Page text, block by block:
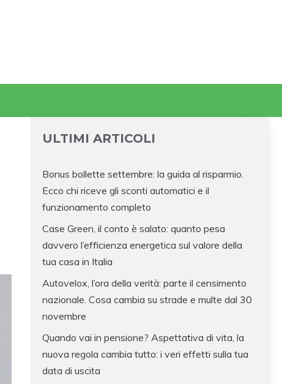
ULTIMI ARTICOLI
Bonus bollette settembre: la guida al risparmio.
Ecco chi riceve gli sconti automatici e il
funzionamento completo
Case Green, il conto è salato: quanto pesa
davvero l’efficienza energetica sul valore della
tua casa in Italia
Autovelox, l’ora della verità: parte il censimento
nazionale. Cosa cambia su strade e multe dal 30
novembre
Quando vai in pensione? Aspettativa di vita, la
nuova regola cambia tutto: i veri effetti sulla tua
data di uscita